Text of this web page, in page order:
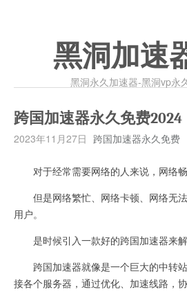
黑洞加速
黑洞永久加速器-黑洞vp永
跨国加速器永久免费2024
2023年11月27日 跨国加速器永久免费
对于经常需要网络的人来说，网络畅
但是网络繁忙、网络卡顿、网络无
用户。
是时候引入一款好的跨国加速器来解
跨国加速器就像是一个巨大的中转
接各个服务器，通过优化、加速线路，